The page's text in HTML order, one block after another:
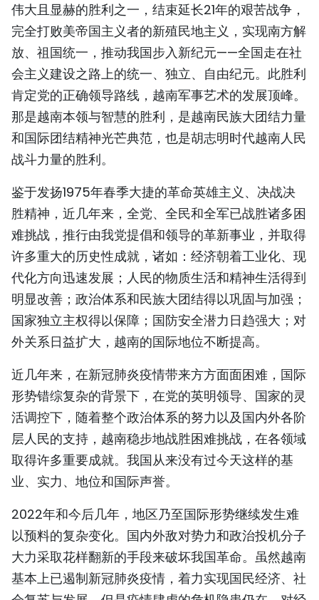
ENGLISH
FRANÇAIS
РУССКИЙ
ESPAÑOL
伟大且显赫的胜利之一，结束延长21年的艰苦战争，
完全打败美帝国主义者的新殖民地主义，实现南方解
放、祖国统一，推动我国步入新纪元——全国走在社
会主义建设之路上的统一、独立、自由纪元。此胜利
肯定党的正确领导路线，越南军事艺术的发展顶峰。
那是越南本领与智慧的胜利，是越南民族大团结力量
和国际团结精神光芒典范，也是胡志明时代越南人民
战斗力量的胜利。
鉴于发扬1975年春季大捷的革命英雄主义、决战决
胜精神，近几年来，全党、全民和全军已战胜诸多困
难挑战，推行由我党提倡和领导的革新事业，并取得
许多重大的历史性成就，诸如：经济朝着工业化、现
代化方向迅速发展；人民的物质生活和精神生活得到
明显改善；政治体系和民族大团结得以巩固与加强；
国家独立主权得以保障；国防安全潜力日趋强大；对
外关系日益扩大，越南的国际地位不断提高。
近几年来，在新冠肺炎疫情带来方方面面困难，国际
形势错综复杂的背景下，在党的英明领导、国家的灵
活调控下，随着整个政治体系的努力以及国内外各阶
层人民的支持，越南稳步地战胜困难挑战，在各领域
取得许多重要成就。我国从来没有过今天这样的基
业、实力、地位和国际声誉。
2022年和今后几年，地区乃至国际形势继续发生难
以预料的复杂变化。国内外敌对势力和政治投机分子
大力采取花样翻新的手段来破坏我国革命。虽然越南
基本上已遏制新冠肺炎疫情，着力实现国民经济、社